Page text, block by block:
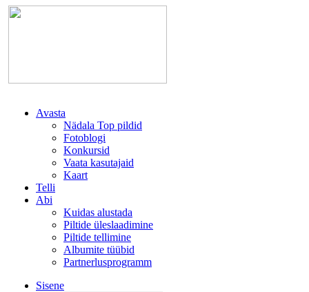
Avasta
Nädala Top pildid
Fotoblogi
Konkursid
Vaata kasutajaid
Kaart
Telli
Abi
Kuidas alustada
Piltide üleslaadimine
Piltide tellimine
Albumite tüübid
Partnerlusprogramm
Sisene